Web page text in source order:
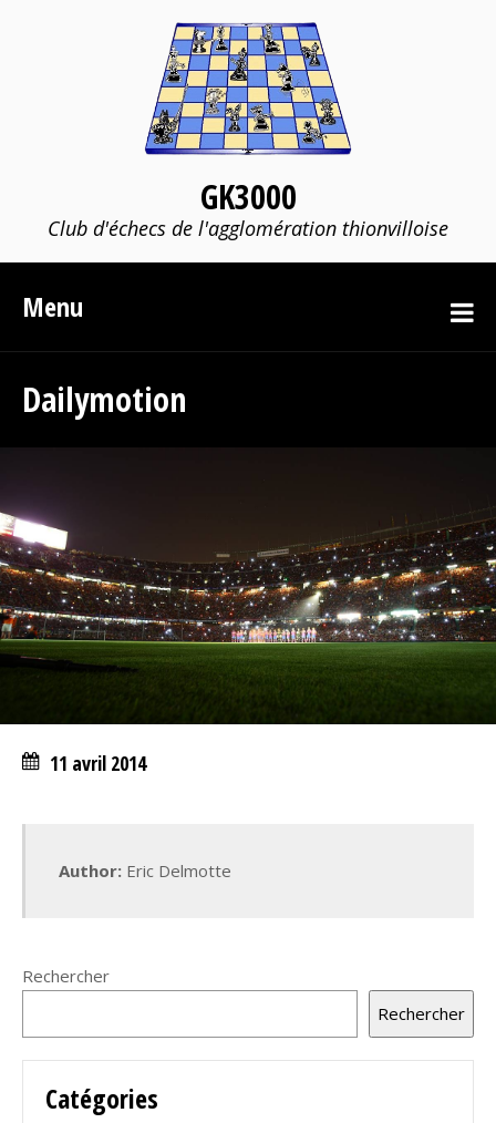
GK3000
Club d'échecs de l'agglomération thionvilloise
Menu
Dailymotion
11 avril 2014
Author: Eric Delmotte
Rechercher
Rechercher
Catégories